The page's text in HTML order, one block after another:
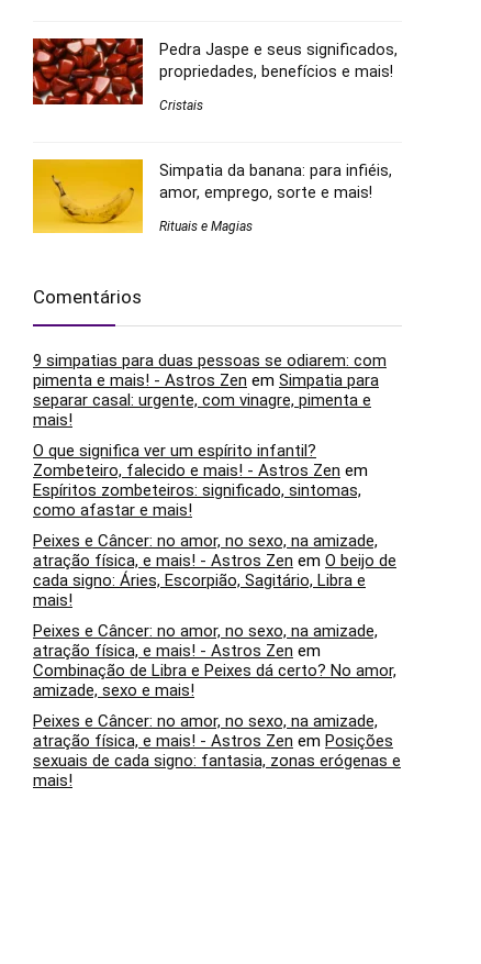
Pedra Jaspe e seus significados,
propriedades, benefícios e mais!
Cristais
Simpatia da banana: para infiéis,
amor, emprego, sorte e mais!
Rituais e Magias
Comentários
9 simpatias para duas pessoas se odiarem: com
pimenta e mais! - Astros Zen em Simpatia para
separar casal: urgente, com vinagre, pimenta e
mais!
O que significa ver um espírito infantil?
Zombeteiro, falecido e mais! - Astros Zen em
Espíritos zombeteiros: significado, sintomas,
como afastar e mais!
Peixes e Câncer: no amor, no sexo, na amizade,
atração física, e mais! - Astros Zen em O beijo de
cada signo: Áries, Escorpião, Sagitário, Libra e
mais!
Peixes e Câncer: no amor, no sexo, na amizade,
atração física, e mais! - Astros Zen em
Combinação de Libra e Peixes dá certo? No amor,
amizade, sexo e mais!
Peixes e Câncer: no amor, no sexo, na amizade,
atração física, e mais! - Astros Zen em Posições
sexuais de cada signo: fantasia, zonas erógenas e
mais!